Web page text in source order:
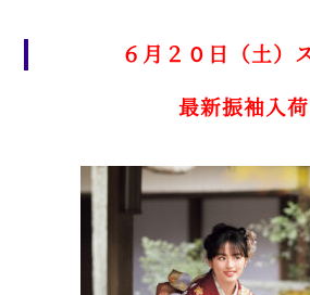
６月２０日（土）
最新振袖入荷